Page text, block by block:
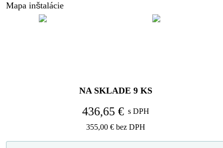
Mapa inštalácie
NA SKLADE 9 KS
436,65 € s DPH
355,00 € bez DPH